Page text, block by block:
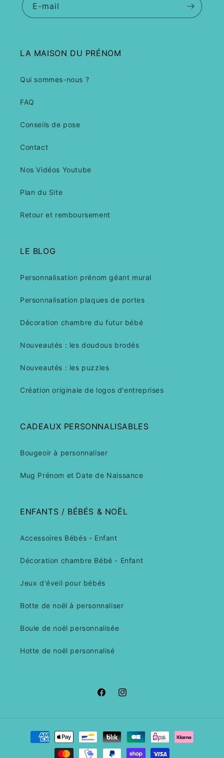
E-mail
LA MAISON DU PRÉNOM
Qui sommes-nous ?
FAQ
Conseils de pose
Contact
Nos Vidéos Youtube
Plan du Site
Retour et remboursement
LE BLOG
Personnalisation prénom géant mural
Personnalisation plaques de portes
Décoration chambre du futur bébé
Nouveautés : les doudous brodés
Nouveautés : les puzzles
Création originale de logos d'entreprises
CADEAUX PERSONNALISABLES
Bougeoir à personnaliser
Mug Prénom et Date de Naissance
ENFANTS / BÉBÉS & NOËL
Accessoires Bébés - Enfant
Décoration chambre Bébé - Enfant
Jeux d'éveil pour bébés
Botte de noël à personnaliser
Boule de noël personnalisée
Hotte de noël personnalisé
FacebookInstagram
Moyens